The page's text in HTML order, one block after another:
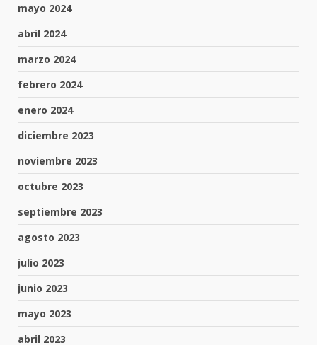
mayo 2024
abril 2024
marzo 2024
febrero 2024
enero 2024
diciembre 2023
noviembre 2023
octubre 2023
septiembre 2023
agosto 2023
julio 2023
junio 2023
mayo 2023
abril 2023